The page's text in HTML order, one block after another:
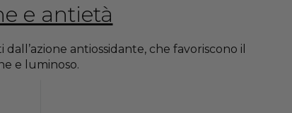
e antietà
antiossidante, che favoriscono il
e luminoso.